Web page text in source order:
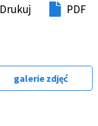
Drukuj PDF
galerie zdjęć